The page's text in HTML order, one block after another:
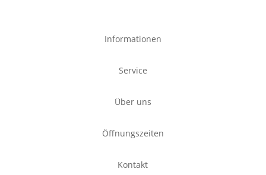
Informationen
Service
Über uns
Öffnungszeiten
Kontakt